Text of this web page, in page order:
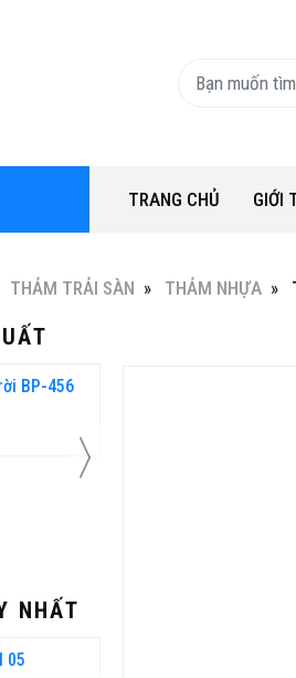
TRANG CHỦ GIỚI
THẢM TRẢI SÀN THẢM NHỰA
BP-456
NHẤT
05